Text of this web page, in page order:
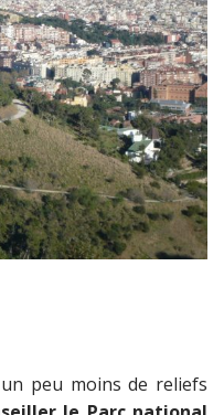
peu moins de reliefs